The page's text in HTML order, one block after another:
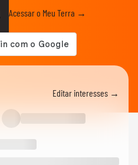
Acessar o Meu Terra →
Editar interesses →